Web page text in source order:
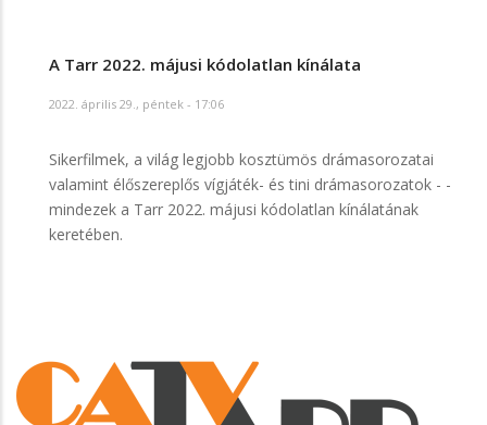
A Tarr 2022. májusi kódolatlan kínálata
2022. április 29., péntek - 17:06
Sikerfilmek, a világ legjobb kosztümös drámasorozatai
valamint élőszereplős vígjáték- és tini drámasorozatok - -
mindezek a Tarr 2022. májusi kódolatlan kínálatának
keretében.